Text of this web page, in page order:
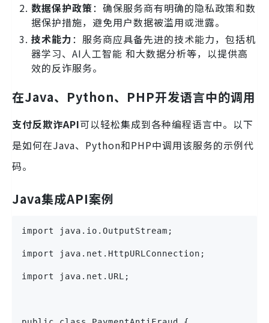
数据保护政策：确保服务商有明确的隐私政策和数
据保护措施，避免用户数据被滥用或泄露。
技术能力：服务商应具备先进的技术能力，包括机
器学习、AI人工智能 和大数据分析等，以提供高
效的反诈服务。
在Java、Python、PHP开发语言中的调用
支付反欺诈API可以轻松集成到各种编程语言中。以下
是如何在Java、Python和PHP中调用该服务的示例代
码。
Java集成API案例
import java.io.OutputStream;
import java.net.HttpURLConnection;
import java.net.URL;